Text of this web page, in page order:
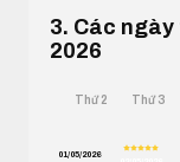
3. Các
2026
Thứ 2 Thứ 3
01/05/2026